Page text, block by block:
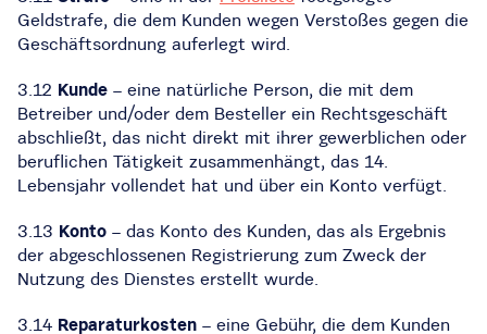
Geldstrafe, die dem Kunden wegen Verstoßes gegen die
Geschäftsordnung auferlegt wird.
3.12 Kunde – eine natürliche Person, die mit dem
Betreiber und/oder dem Besteller ein Rechtsgeschäft
abschließt, das nicht direkt mit ihrer gewerblichen oder
beruflichen Tätigkeit zusammenhängt, das 14.
Lebensjahr vollendet hat und über ein Konto verfügt.
3.13 Konto – das Konto des Kunden, das als Ergebnis
der abgeschlossenen Registrierung zum Zweck der
Nutzung des Dienstes erstellt wurde.
3.14 Reparaturkosten – eine Gebühr, die dem Kunden